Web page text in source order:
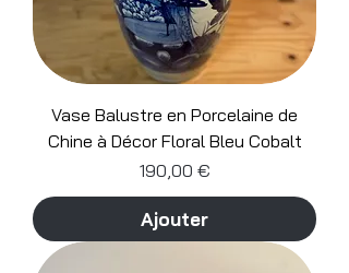
Vase Balustre en Porcelaine de
Chine à Décor Floral Bleu Cobalt
Prix
190,00 €
Ajouter